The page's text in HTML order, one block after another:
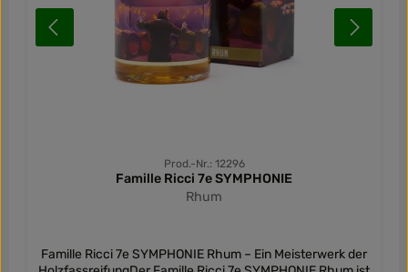
Prod.-Nr.: 12296
Famille Ricci 7e SYMPHONIE
Rhum
Famille Ricci 7e SYMPHONIE Rhum – Ein Meisterwerk der